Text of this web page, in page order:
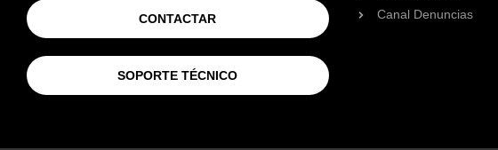
CONTACTAR
SOPORTE TÉCNICO
Canal Denuncias